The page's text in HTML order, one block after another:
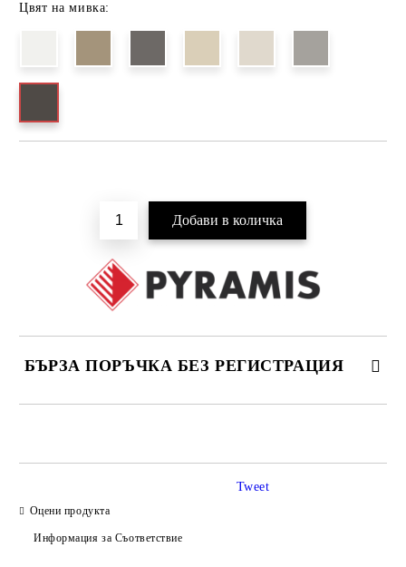
Цвят на мивка:
БЪРЗА ПОРЪЧКА БЕЗ РЕГИСТРАЦИЯ
Оцени продукта
Информация за Съответствие
Tweet